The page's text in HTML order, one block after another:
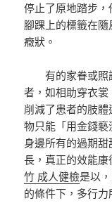
停止了原地踏步
腳踝上的標籤在
癥狀。
有的家眷或照
者，如相助穿衣
削減了患者的肢
物只能「用金錢
身邊所有的過期
長，真正的效能
竹 成人健檢是以
的條件下，多行力